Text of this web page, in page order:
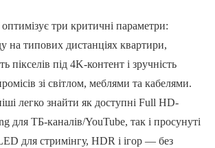
три критичні параметри:
на типових дистанціях квартири,
пікселів під 4K-контент і зручність
зі світлом, меблями та кабелями.
легко знайти як доступні Full HD-
для ТБ-каналів/YouTube, так і просунуті
для стримінгу, HDR і ігор — без